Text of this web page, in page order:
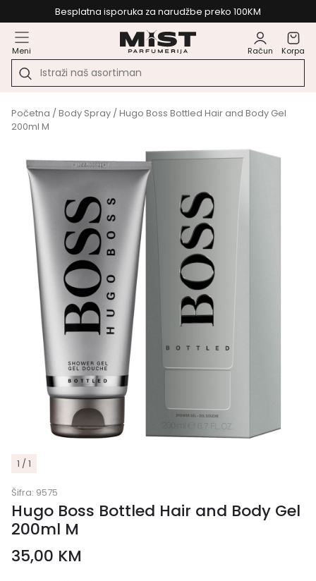
Besplatna isporuka za narudžbe preko 100KM
Meni Račun Korpa
Početna /Body Spray / Hugo Boss Bottled Hair and Body Gel
200ml M
1 / 1
Šifra: 9575
Hugo Boss Bottled Hair and Body Gel
200ml M
35,00 KM